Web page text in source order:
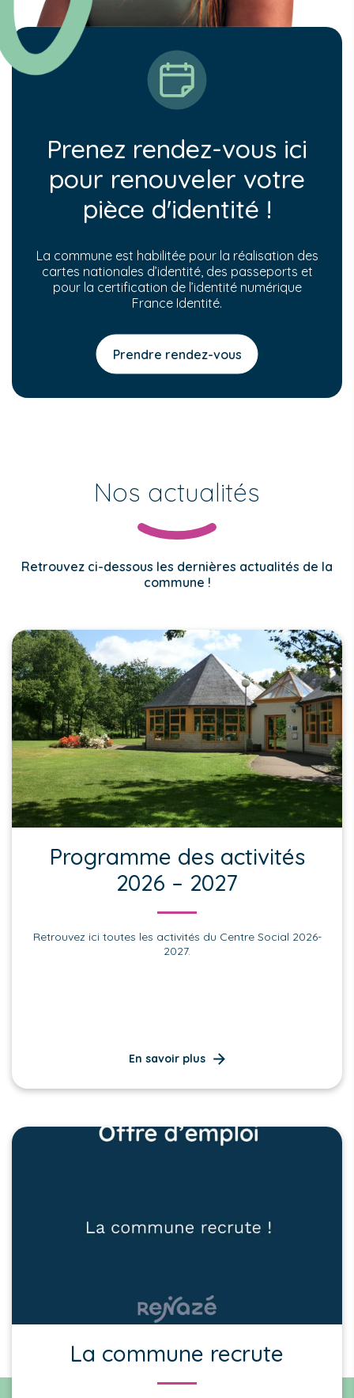
Prenez rendez-vous ici
pour renouveler votre
pièce d'identité !
La commune est habilitée pour la réalisation des
cartes nationales d’identité, des passeports et
pour la certification de l’identité numérique
France Identité.
Prendre rendez-vous
Nos actualités
Retrouvez ci-dessous les dernières actualités de la
commune !
Programme des activités
2026 – 2027
Retrouvez ici toutes les activités du Centre Social 2026-
2027.
En savoir plus
La commune recrute